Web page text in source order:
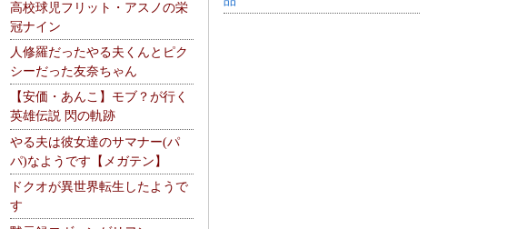
高校球児フリット・アスノの栄
冠ナイン
人修羅だったやる夫くんとピク
シーだった友奈ちゃん
【安価・あんこ】モブ？が行く
英雄伝説 閃の軌跡
やる夫は彼女達のサマナー(パ
パ)なようです【メガテン】
ドクオが異世界転生したようで
す